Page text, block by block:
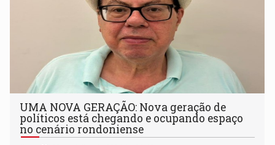
UMA NOVA GERAÇÃO: Nova geração de
políticos está chegando e ocupando espaço
no cenário rondoniense